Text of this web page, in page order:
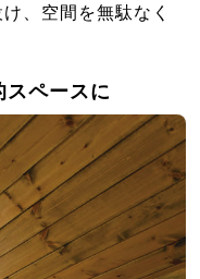
、空間を無駄なく
スペースに